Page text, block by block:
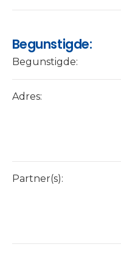
Begunstigde:
Begunstigde:
Adres:
Partner(s):